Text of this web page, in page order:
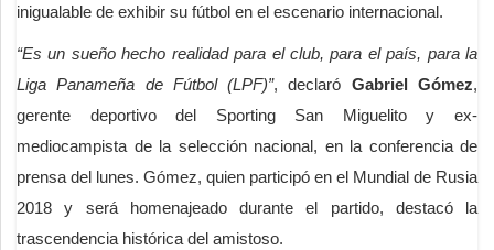
inigualable de exhibir su fútbol en el escenario internacional.
“Es un sueño hecho realidad para el club, para el país, para la
Liga Panameña de Fútbol (LPF)”, declaró Gabriel Gómez,
gerente deportivo del Sporting San Miguelito y ex-
mediocampista de la selección nacional, en la conferencia de
prensa del lunes. Gómez, quien participó en el Mundial de Rusia
2018 y será homenajeado durante el partido, destacó la
trascendencia histórica del amistoso.